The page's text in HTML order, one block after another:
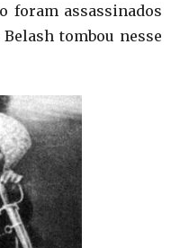
foram assassinados
tombou nesse